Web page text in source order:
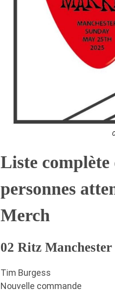
Liste complète
personnes
Merch
02 Ritz Manchester
Tim Burgess
Nouvelle commande